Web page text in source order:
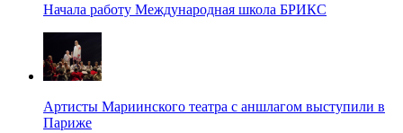
Начала работу Международная школа БРИКС
Артисты Мариинского театра с аншлагом выступили в
Париже